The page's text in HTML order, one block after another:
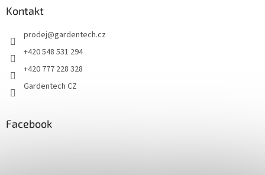
Kontakt
prodej@gardentech.cz
+420 548 531 294
+420 777 228 328
Gardentech CZ
Facebook